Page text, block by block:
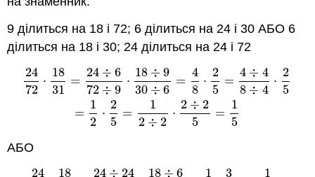
9 ділиться на 18 і 72; 6 ділиться на 24 і 30 АБО 6
ділиться на 18 і 30; 24 ділиться на 24 і 72
24
72
⋅
18
31
=
24 ÷ 6
72 ÷ 9
⋅
18 ÷ 9
30 ÷ 6
=
4
8
⋅
2
5
=
4 ÷ 4
8 ÷ 4
⋅
2
5
=
1
2
⋅
2
5
=
1
2 ÷ 2
⋅
2 ÷ 2
5
=
1
5
72⋅ 1831 24÷672÷ ⋅18 ÷930 6= 8⋅2 =4 ÷4 8÷ ⋅2
АБО
24 18 24 ÷ 24 18 ÷ 6 1 3 1